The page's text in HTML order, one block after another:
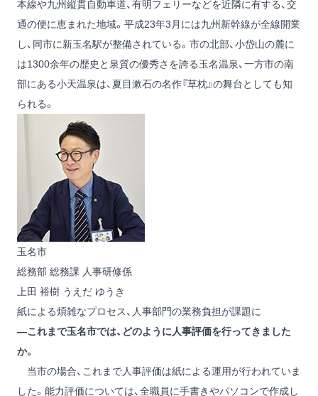
本線や九州縦貫自動車道、有明フェリーなどを近隣に有する、交
通の便に恵まれた地域。平成23年3月には九州新幹線が全線開業
し、同市に新玉名駅が整備されている。市の北部、小岱山の麓に
は1300余年の歴史と泉質の優秀さを誇る玉名温泉、一方市の南
部にある小天温泉は、夏目漱石の名作『草枕』の舞台としても知
られる。
玉名市
総務部 総務課 人事研修係
上田 裕樹 うえだ ゆうき
紙による煩雑なプロセス、人事部門の業務負担が課題に
―これまで玉名市では、どのように人事評価を行ってきました
か。
当市の場合、これまで人事評価は紙による運用が行われていま
した。能力評価については、全職員に手書きやパソコンで作成し